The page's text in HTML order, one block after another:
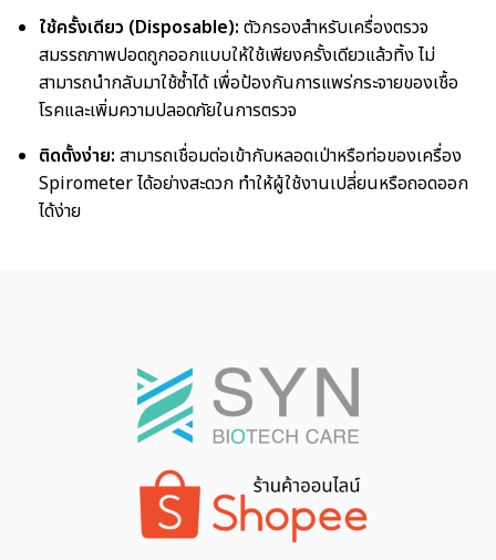
ใช้ครั้งเดียว (Disposable): ตัวกรองสำหรับเครื่องตรวจ
สมรรถภาพปอดถูกออกแบบให้ใช้เพียงครั้งเดียวแล้วทิ้ง ไม่
สามารถนำกลับมาใช้ซ้ำได้ เพื่อป้องกันการแพร่กระจายของเชื้อ
โรคและเพิ่มความปลอดภัยในการตรวจ
ติดตั้งง่าย: สามารถเชื่อมต่อเข้ากับหลอดเป่าหรือท่อของเครื่อง
Spirometer ได้อย่างสะดวก ทำให้ผู้ใช้งานเปลี่ยนหรือถอดออก
ได้ง่าย